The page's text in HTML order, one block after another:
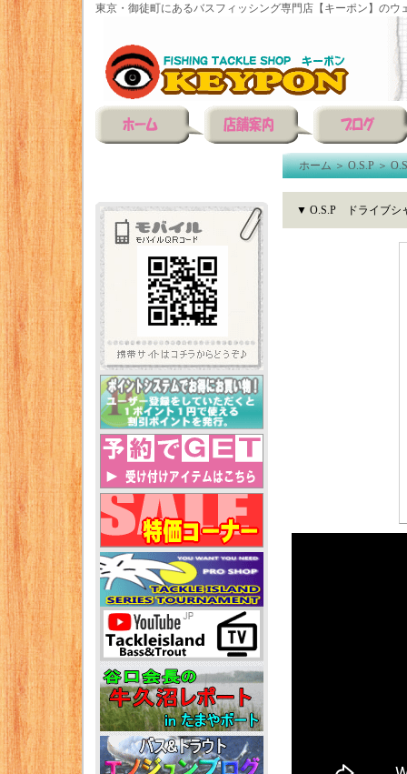
東京・御徒町にあるバスフィッシング専門店【キーポン】のウ
ホーム＞O.S.P＞
▼ O.S.P ドライブシ